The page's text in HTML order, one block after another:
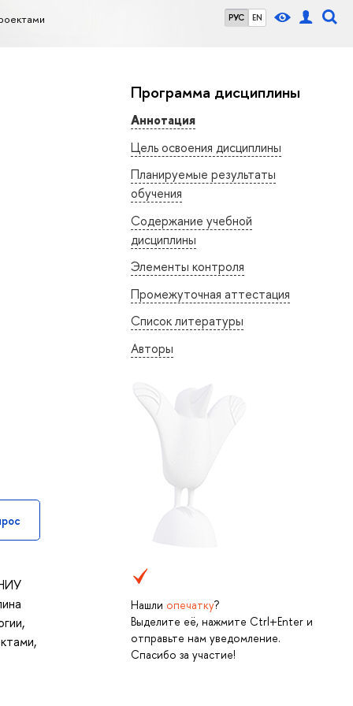
РУС EN
Программа дисциплины
Аннотация
Цель освоения дисциплины
Планируемые результаты
обучения
Содержание учебной
дисциплины
Элементы контроля
Промежуточная аттестация
Список литературы
Авторы
Нашли опечатку?
Выделите её, нажмите Ctrl+Enter и
отправьте нам уведомление.
Спасибо за участие!